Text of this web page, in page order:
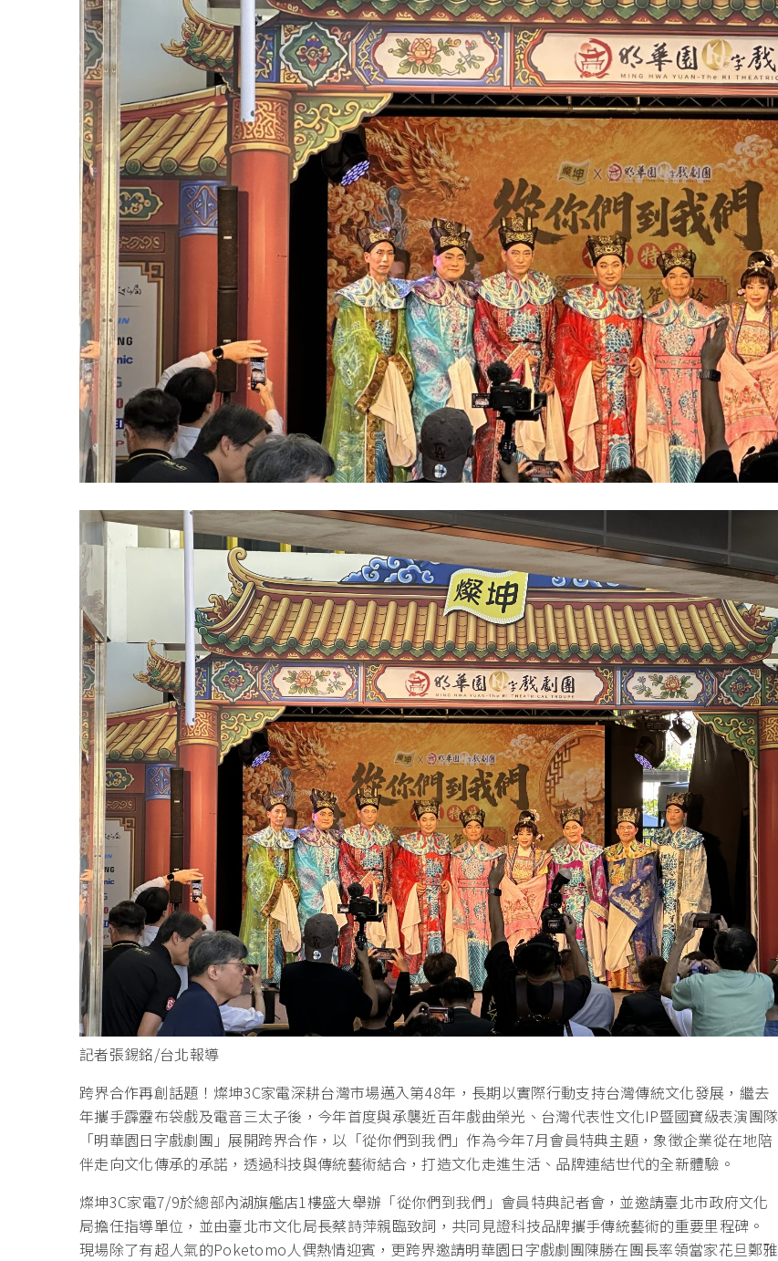
記者張錫銘/台北報導
跨界合作再創話題！燦坤3C家電深耕台灣市場邁入第48年，長期以實際行動支持台灣傳統文化發展，繼去
年攜手霹靂布袋戲及電音三太子後，今年首度與承襲近百年戲曲榮光、台灣代表性文化IP暨國寶級表演團隊
「明華園日字戲劇團」展開跨界合作，以「從你們到我們」作為今年7月會員特典主題，象徵企業從在地陪
伴走向文化傳承的承諾，透過科技與傳統藝術結合，打造文化走進生活、品牌連結世代的全新體驗。
燦坤3C家電7/9於總部內湖旗艦店1樓盛大舉辦「從你們到我們」會員特典記者會，並邀請臺北市政府文化
局擔任指導單位，並由臺北市文化局長蔡詩萍親臨致詞，共同見證科技品牌攜手傳統藝術的重要里程碑。
現場除了有超人氣的Poketomo人偶熱情迎賓，更跨界邀請明華園日字戲劇團陳勝在團長率領當家花旦鄭雅